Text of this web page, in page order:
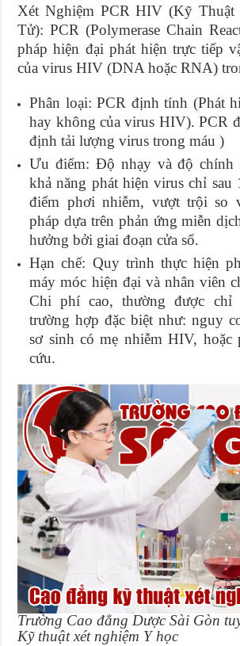
Xét Nghiệm PCR HIV (Kỹ Thuật
Tử): PCR (Polymerase Chain
pháp hiện đại phát hiện trực tiếp
của virus HIV (DNA hoặc RNA)
Phân loại: PCR định tính (Phát
hay không của virus HIV). PCR
định tải lượng virus trong máu )
Ưu điểm: Độ nhạy và độ chính
khả năng phát hiện virus chỉ sau
điểm phơi nhiễm, vượt trội so
pháp dựa trên phản ứng miễn
hưởng bởi giai đoạn cửa sổ.
Hạn chế: Quy trình thực hiện
máy móc hiện đại và nhân viên
Chi phí cao, thường được chỉ
trường hợp đặc biệt như: nguy
sơ sinh có mẹ nhiễm HIV, hoặc
cứu.
Trường Cao đẳng Dược Sài Gòn
Kỹ thuật xét nghiệm Y học